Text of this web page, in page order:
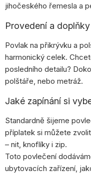
jihočeského řemesla a
Provedení a doplňky
Povlak na přikrývku a
harmonický celek.
posledního detailu?
polštáře, nebo metráž.
Jaké zapínání si
Standardně šijeme
příplatek si můžete
– nit, knoflíky i zip.
Toto povlečení
ubytovacích zařízení,